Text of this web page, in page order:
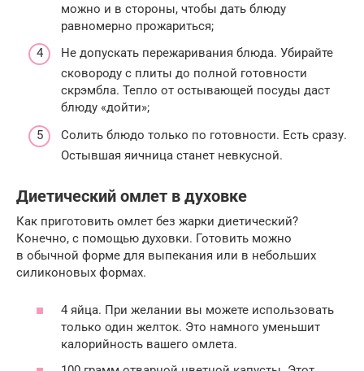
можно и в стороны, чтобы дать блюду
равномерно прожариться;
Не допускать пережаривания блюда. Убирайте
сковороду с плиты до полной готовности
скрэмбла. Тепло от остывающей посуды даст
блюду «дойти»;
Солить блюдо только по готовности. Есть сразу.
Остывшая яичница станет невкусной.
Диетический омлет в духовке
Как приготовить омлет без жарки диетический?
Конечно, с помощью духовки. Готовить можно
в обычной форме для выпекания или в небольших
силиконовых формах.
4 яйца. При желании вы можете использовать
только один желток. Это намного уменьшит
калорийность вашего омлета.